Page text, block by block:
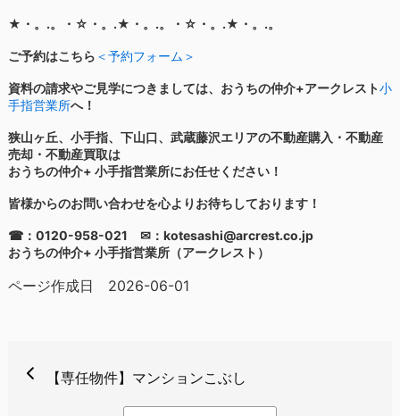
★・。.。・☆・。.★・。.。・☆・。.★・。.。
ご予約はこちら ＜予約フォーム＞
資料の請求やご見学につきましては、おうちの仲介+アークレスト小
手指営業所へ！
狭山ヶ丘、小手指、下山口、武蔵藤沢エリアの不動産購入・不動産
売却・不動産買取は
おうちの仲介+ 小手指営業所にお任せください！
皆様からのお問い合わせを心よりお待ちしております！
☎：0120-958-021 ✉：kotesashi@arcrest.co.jp
おうちの仲介+ 小手指営業所（アークレスト）
ページ作成日 2026-06-01
【専任物件】マンションこぶし